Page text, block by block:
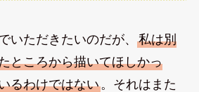
いただきたいのだが、 私は別
ところから描いてほしかっ
るわけではない。それはまた